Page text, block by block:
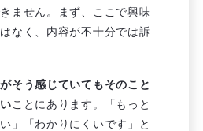
ません。まず、ここで興味
なく、内容が不十分では訴
そう感じていてもそのこと
ことにあります。「もっと
」「わかりにくいです」と